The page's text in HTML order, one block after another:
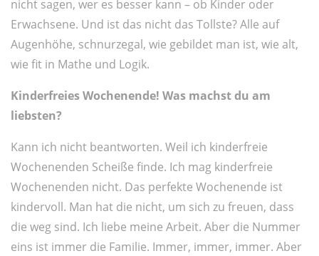
nicht sagen, wer es besser kann – ob Kinder oder
Erwachsene. Und ist das nicht das Tollste? Alle auf
Augenhöhe, schnurzegal, wie gebildet man ist, wie alt,
wie fit in Mathe und Logik.
Kinderfreies Wochenende! Was machst du am
liebsten?
Kann ich nicht beantworten. Weil ich kinderfreie
Wochenenden Scheiße finde. Ich mag kinderfreie
Wochenenden nicht. Das perfekte Wochenende ist
kindervoll. Man hat die nicht, um sich zu freuen, dass
die weg sind. Ich liebe meine Arbeit. Aber die Nummer
eins ist immer die Familie. Immer, immer, immer. Aber